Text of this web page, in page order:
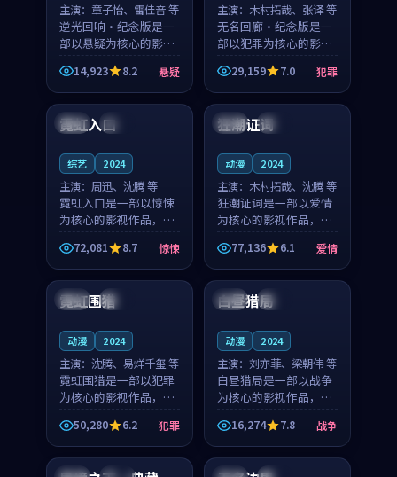
主演： 章子怡、雷佳音 等
逆光回响·纪念版是一
部以悬疑为核心的影视
作品，围绕危机、反转
与人物成长展开，整体
节奏紧凑，值得推荐观
看。
14,923 8.2 悬疑
主演： 木村拓哉、张译 等
无名回廊·纪念版是一
部以犯罪为核心的影视
作品，围绕危机、反转
与人物成长展开，整体
节奏紧凑，值得推荐观
29,159 7.0 犯罪
泰国 杜比
霓虹入口
综艺 2024
主演： 周迅、沈腾 等
霓虹入口是一部以惊悚
为核心的影视作品，围
绕危机、反转与人物成
长展开，整体节奏紧
凑，值得推荐观看。
72,081 8.7 惊悚
法国 高分
狂潮证词
动漫 2024
主演： 木村拓哉、沈腾 等
狂潮证词是一部以爱情
为核心的影视作品，围
绕危机、反转与人物成
长展开，整体节奏紧
凑，值得推荐观看。
77,136 6.1 爱情
泰国 院线
霓虹围猎
动漫 2024
主演： 沈腾、易烊千玺 等
霓虹围猎是一部以犯罪
为核心的影视作品，围
绕危机、反转与人物成
长展开，整体节奏紧
凑，值得推荐观看。
50,280 6.2 犯罪
日本 杜比
白昼猎局
动漫 2024
主演： 刘亦菲、梁朝伟 等
白昼猎局是一部以战争
为核心的影视作品，围
绕危机、反转与人物成
长展开，整体节奏紧
凑，值得推荐观看。
16,274 7.8 战争